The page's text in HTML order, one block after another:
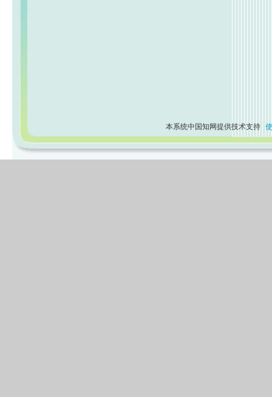
本系统中国知网提供技术支持